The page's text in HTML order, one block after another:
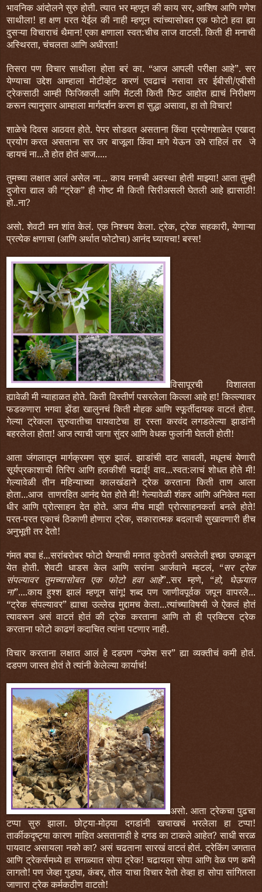
भावनिक आंदोलने सुरु होती. त्यात भर म्हणून की काय सर, आशिष आणि गणेश
साथीला! हा क्षण परत येईल की नाही म्हणून त्यांच्यासोबत एक फोटो हवा ह्या
दुसऱ्या विचाराचं थैमान! एका क्षणाला स्वत:चीच लाज वाटली. किती ही मनाची
अस्थिरता, चंचलता आणि अधीरता!
तिसरा पण विचार साथीला होता बरं का. “आज आपली परीक्षा आहे”. सर
येण्याचा उद्देश आम्हाला मोटीव्हेट करणं एवढाचं नसावा तर ईबीसी/एबीसी
ट्रेकसाठी आम्ही फिजिकली आणि मेंटली किती फिट आहोत ह्याचं निरीक्षण
करून त्यानुसार आम्हाला मार्गदर्शन करण हा सुद्धा असावा, हा तो विचार!
शाळेचे दिवस आठवत होते. पेपर सोडवत असताना किंवा प्रयोगशाळेत एखादा
प्रयोग करत असताना सर जर बाजूला किंवा मागे येऊन उभे राहिलं तर जे
व्हायचं ना...ते होत होतं आज.....
तुमच्या लक्षात आलं असेल ना... काय मनाची अवस्था होती माझ्या! आता तुम्ही
दुजोरा द्याल की “ट्रेक” ही गोष्ट मी किती सिरीअसली घेतली आहे ह्यासाठी!
हो..ना?
असो. शेवटी मन शांत केलं. एक निश्चय केला. ट्रेक, ट्रेक सहकारी, येणाऱ्या
प्रत्येक क्षणाचा (आणि अर्थात फोटोचा) आनंद घ्यायचा! बस्स!
विसापूरची विशालता
ह्यावेळी मी न्याहाळत होते. किती विस्तीर्ण पसरलेला किल्ला आहे हा! किल्ल्यावर
फडकणारा भगवा झेंडा खालुनचं किती मोहक आणि स्फूर्तीदायक वाटतं होता.
गेल्या ट्रेकला सुरुवातीचा पायवाटेचा हा रस्ता करवंद लगडलेल्या झाडांनी
बहरलेला होता! आज त्याची जागा सुंदर आणि वेधक फुलांनी घेतली होती!
आता जंगलातून मार्गक्रमण सुरु झालं. झाडांची दाट सावली, मधूनचं येणारी
सूर्यप्रकाशाची तिरिप आणि हलकीशी चढाई! वाव...स्वत:लाचं शोधत होते मी!
गेल्यावेळी तीन महिन्याच्या कालखंडाने ट्रेक करताना किती ताण आला
होता...आज ताणरहित आनंद घेत होते मी! गेल्यावेळी शंकर आणि अनिकेत मला
धीर आणि प्रोत्साहन देत होते. आज मीच माझी प्रोत्साहनकर्ता बनले होते!
परत-परत एकाचं ठिकाणी होणारा ट्रेक, सकारात्मक बदलाची सुखावणारी हीच
अनुभूती तर देतो!
गंमत बघा हं...सरांबरोबर फोटो घेण्याची मनात कुठेतरी असलेली इच्छा उफाळून
येत होती. शेवटी धाडस केल आणि सरांना आर्जवाने म्हटलं, “सर ट्रेक
संपल्यावर तुमच्यासोबत एक फोटो हवा आहे”..सर म्हणे, “हो, घेऊयात
ना”....काय हुश्श झालं म्हणून सांगू! शब्द पण जाणीवपूर्वक जपून वापरले...
“ट्रेक संपल्यावर” ह्याचा उल्लेख मुद्दामच केला...त्यांच्याविषयी जे ऐकलं होतं
त्यावरून असं वाटतं होतं की ट्रेक करताना आणि तो ही प्रक्टिस ट्रेक
करताना फोटो काढणं कदाचित त्यांना पटणार नाही.
विचार करताना लक्षात आलं हे दडपण “उमेश सर” ह्या व्यक्तीचं कमी होतं.
दडपण जास्त होतं ते त्यांनी केलेल्या कार्याचं!
असो. आता ट्रेकचा पुढचा
टप्पा सुरु झाला. छोट्या-मोठ्या दगडांनी खचाखचं भरलेला हा टप्पा!
तार्कीकदृष्ट्या कारण माहित असतानाही हे दगड का टाकले आहेत? साधी सरळ
पायवाट असायला नको का? असं चढताना सारखं वाटतं होतं. ट्रेकिंग जगतात
आणि ट्रेकर्समध्ये हा सगळ्यात सोपा ट्रेक! चढायला सोपा आणि वेळ पण कमी
लागतो! पण जेव्हा गुडघा, कंबर, तोल याचा विचार येतो तेव्हा हा सोपा सांगितला
जाणारा ट्रेक कर्मकठीण वाटतो!